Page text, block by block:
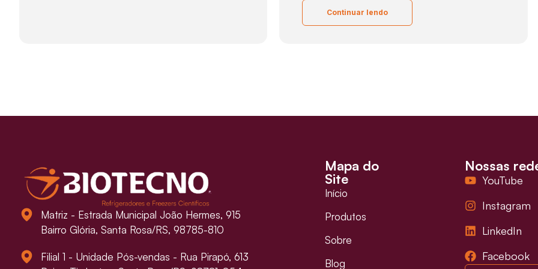
Continuar lendo
Matriz - Estrada Municipal João Hermes, 915
Bairro Glória, Santa Rosa/RS, 98785-810
Filial 1 - Unidade Pós-vendas - Rua Pirapó, 613
Mapa do
Site
Início
Produtos
Sobre
Blog
Nossas
YouTube
Instagram
LinkedIn
Facebook